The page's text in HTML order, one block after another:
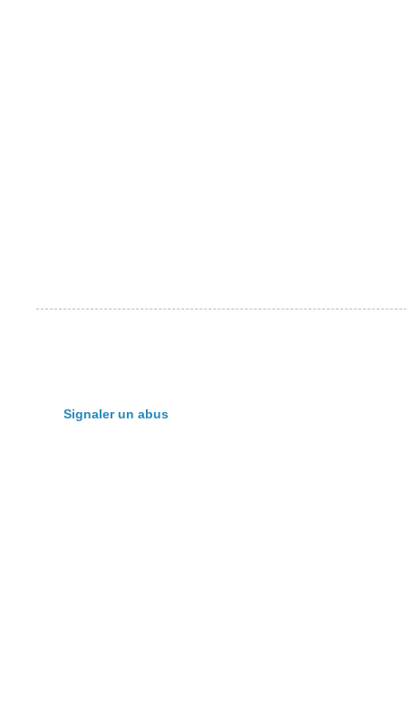
Signaler un abus